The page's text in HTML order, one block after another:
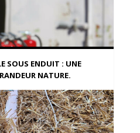
SOUS ENDUIT : UNE
NATURE.